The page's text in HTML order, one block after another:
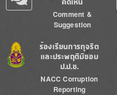
Comment &
Suggestion
Image
ร้องเรียนการทุจริต
และประพฤติมิชอบ
ป.ป.ช.
NACC Corruption
Reporting